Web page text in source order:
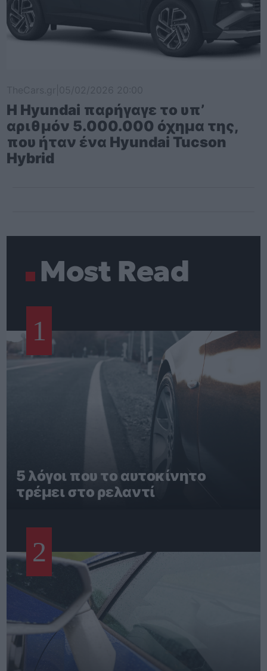
Η Hyundai παρήγαγε το υπ’
αριθμόν 5.000.000 όχημα της,
που ήταν ένα Hyundai Tucson
Hybrid
Most Read
1
5 λόγοι που το αυτοκίνητο
τρέμει στο ρελαντί
2